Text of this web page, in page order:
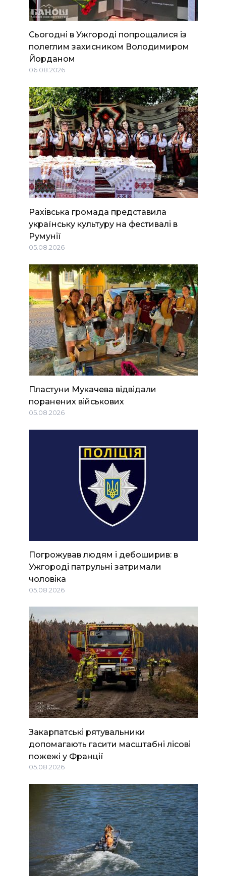
Сьогодні в Ужгороді попрощалися із
полеглим захисником Володимиром
Йорданом
06.08.2026
Рахівська громада представила
українську культуру на фестивалі в
Румунії
05.08.2026
Пластуни Мукачева відвідали
поранених військових
05.08.2026
Погрожував людям і дебоширив: в
Ужгороді патрульні затримали
чоловіка
05.08.2026
Закарпатські рятувальники
допомагають гасити масштабні лісові
пожежі у Франції
05.08.2026